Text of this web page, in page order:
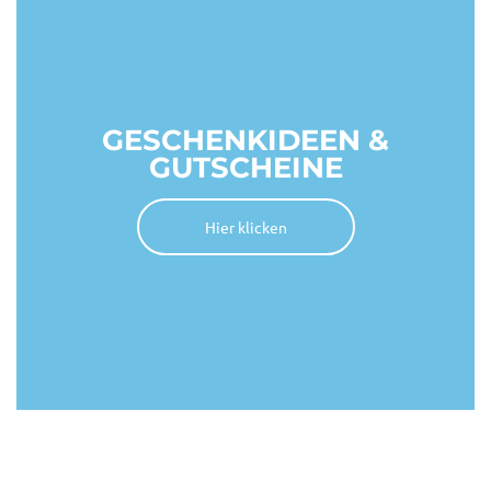
GESCHENKIDEEN &
GUTSCHEINE
Hier klicken